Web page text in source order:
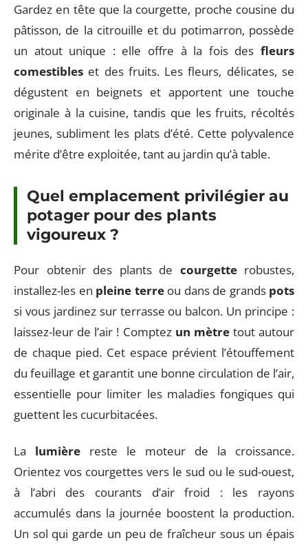
Gardez en tête que la courgette, proche cousine du
pâtisson, de la citrouille et du potimarron, possède
un atout unique : elle offre à la fois des fleurs
comestibles et des fruits. Les fleurs, délicates, se
dégustent en beignets et apportent une touche
originale à la cuisine, tandis que les fruits, récoltés
jeunes, subliment les plats d’été. Cette polyvalence
mérite d’être exploitée, tant au jardin qu’à table.
Quel emplacement privilégier au
potager pour des plants
vigoureux ?
Pour obtenir des plants de courgetterobustes,
installez-les en pleine terreou dans de grands pots
si vous jardinez sur terrasse ou balcon. Un principe :
laissez-leur de l’air ! Comptez un mètretout autour
de chaque pied. Cet espace prévient l’étouffement
du feuillage et garantit une bonne circulation de l’air,
essentielle pour limiter les maladies fongiques qui
guettent les cucurbitacées.
La lumière reste le moteur de la croissance.
Orientez vos courgettes vers le sud ou le sud-ouest,
à l’abri des courants d’air froid : les rayons
accumulés dans la journée boostent la production.
Un sol qui garde un peu de fraîcheur sous un épais